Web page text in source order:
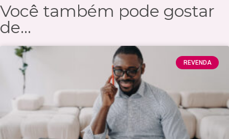
Você também pode gostar
de...
REVENDA